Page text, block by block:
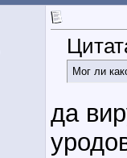
Мог ли
да